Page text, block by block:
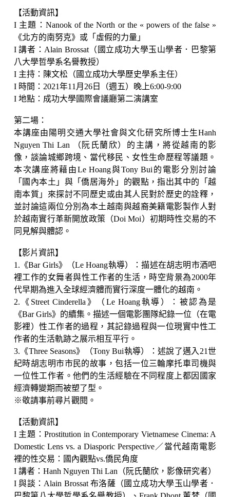
【活動資訊】
I 主題：Nanook of the North or the « powers of the false »
《北方的南努克》或「虛假的力量」
I 講者：Alain Brossat（國立成功大學玉山學者．巴黎第
八大學哲學系名譽教授）
I 主持：陳文松（國立成功大學歷史學系主任）
I 時間：2021年11月26日（週五）晚上6:00-9:00
I 地點：成功大學國際會議廳第二演講室
第二場：
本講座由陽明交通大學社會與文化研究所博士生Hanh
Nguyen Thi Lan （阮氏蘭欣）的主講，將從越南的影
像，談論城鄉跨境、當代移民、女性生命歷程等議題。
本次講座將藉由Le Hoang與Tony Bui的電影分別討論
「國內本土」與「僑居海外」的觀點，指出其中的「越
南本質」來探討不同歷史或由其人民對於歷史的詮釋，
並討論這兩位分別為本土越南與越裔美籍電影製作人對
於越南實行革新開放政策（Doi Moi）初期時性交易的不
同見解與體認。
【影片資訊】
1.《Bar Girls》（Le Hoang執導）：描述在胡志明市酒吧
裡工作的女舞者與性工作者的生活，時空背景為2000年
代早期為進入全球經濟體而實行深度一體化的越南。
2.《Street Cinderella》（Le Hoang執導）：被認為是
《Bar Girls》的續集。描述一個電影團隊紀錄一位（在電
影裡）性工作者的過程，其記錄過程與一位現實中性工
作者的生活軌跡之展示相互平行。
3.《Three Seasons》（Tony Bui執導）：述說了邁入21世
紀時胡志明市市民的故事，包括一位三輪摩托車司機與
一位性工作者。他們的生活經驗在不同程度上都因國家
經濟轉變期而被塑了型。
※敬請事前尋片觀閱。
【活動資訊】
I 主題：Prostitution in Contemporary Vietnamese Cinema: A
Domestic Lens vs. a Diasporic Perspective／當代越南電影
裡的性交易：國內觀點vs.僑民角度
I 講者：Hanh Nguyen Thi Lan（阮氏蘭欣，影像研究者）
I 與談：Alain Brossat 布洛薩（國立成功大學玉山學者．